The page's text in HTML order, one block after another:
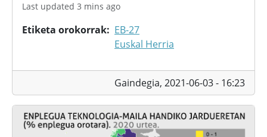
Last updated 3 mins ago
Etiketa orokorrak
EB-27
Euskal Herria
Gaindegia, 2021-06-03 - 16:23